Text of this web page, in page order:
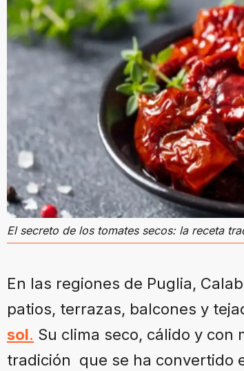
El secreto de los tomates secos: la receta
En las regiones de Puglia,
patios, terrazas, balcones y
sol. Su clima seco, cálido y con
tradición que se ha convertido